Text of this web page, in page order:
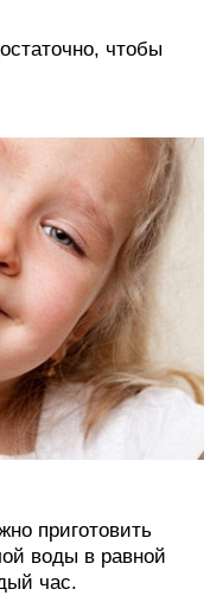
чтобы
приготовить
воды в равной
час.